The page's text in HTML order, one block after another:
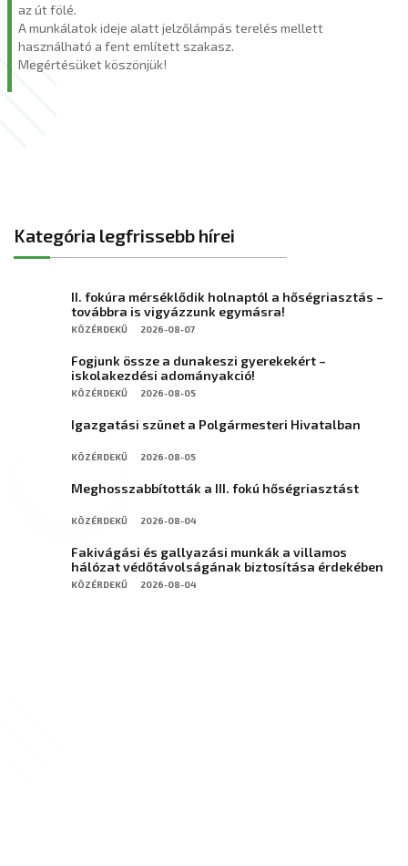
az út fölé.
A munkálatok ideje alatt jelzőlámpás terelés mellett
használható a fent említett szakasz.
Megértésüket köszönjük!
Kategória legfrissebb hírei
II. fokúra mérséklődik holnaptól a hőségriasztás –
továbbra is vigyázzunk egymásra!
KÖZÉRDEKŰ 2026-08-07
Fogjunk össze a dunakeszi gyerekekért –
iskolakezdési adományakció!
KÖZÉRDEKŰ 2026-08-05
Igazgatási szünet a Polgármesteri Hivatalban
KÖZÉRDEKŰ 2026-08-05
Meghosszabbították a III. fokú hőségriasztást
KÖZÉRDEKŰ 2026-08-04
Fakivágási és gallyazási munkák a villamos
hálózat védőtávolságának biztosítása érdekében
KÖZÉRDEKŰ 2026-08-04